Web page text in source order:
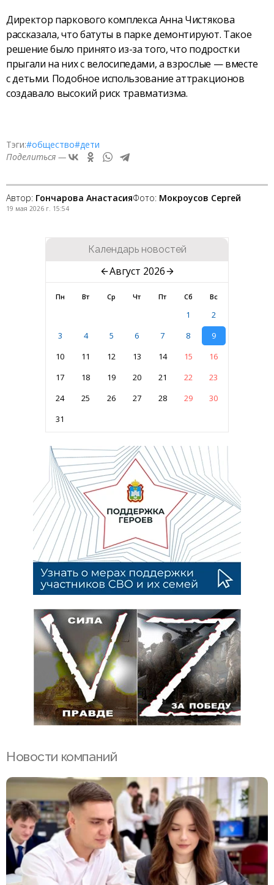
Директор паркового комплекса Анна Чистякова
рассказала, что батуты в парке демонтируют. Такое
решение было принято из-за того, что подростки
прыгали на них с велосипедами, а взрослые — вместе
с детьми. Подобное использование аттракционов
создавало высокий риск травматизма.
Тэги:#общество#дети
Поделиться —
Автор: Гончарова АнастасияФото: Мокроусов Сергей
19 мая 2026 г. 15:54
Календарь новостей
Август 2026
Пн Вт Ср Чт Пт Сб Вс
1
2
3
4 5 6 7 8
9
10
11 12 13 14 15
16
17
18 19 20 21 22
23
24
25 26 27 28 29
30
31
Новости компаний